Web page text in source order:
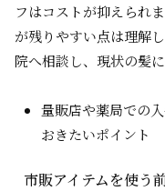
フはコストが抑えられ
が残りやすい点は理解
院へ相談し、現状の髪
量販店や薬局での
おきたいポイント
市販アイテムを使う